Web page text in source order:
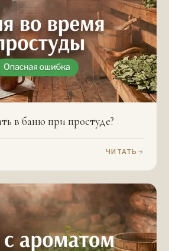
в баню при простуде?
ЧИТАТЬ